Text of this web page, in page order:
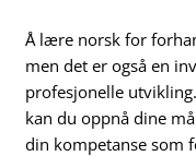
Å lære norsk for
men det er også en
profesjonelle
kan du oppnå dine
din kompetanse som